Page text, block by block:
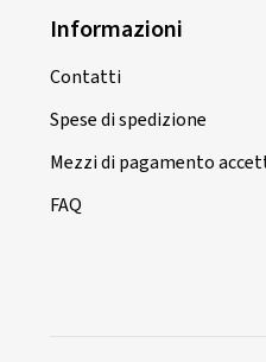
Informazioni
Contatti
Spese di spedizione
Mezzi di pagamento
FAQ